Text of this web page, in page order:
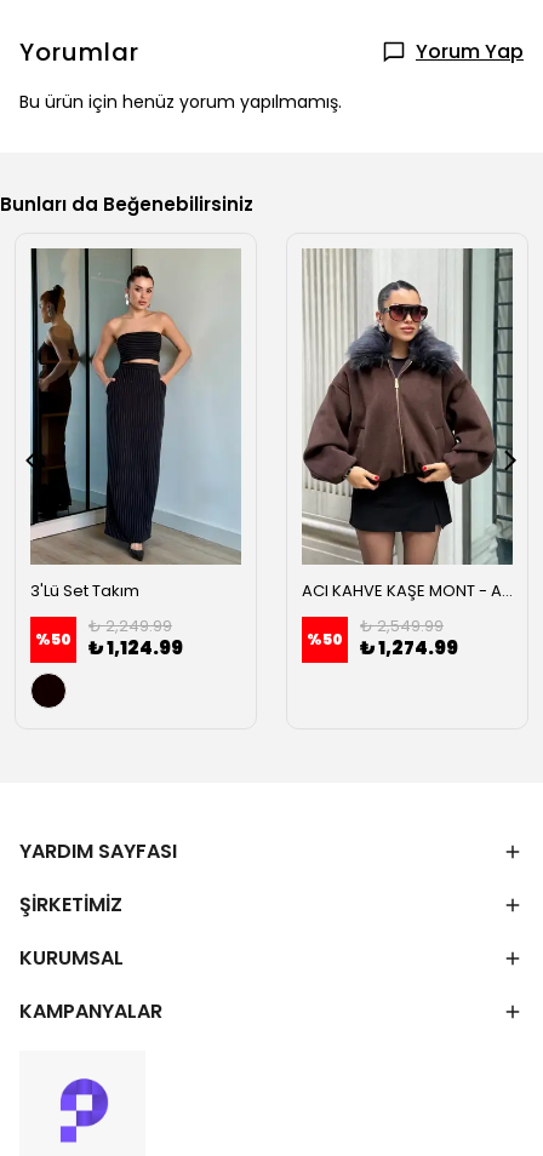
Yorumlar Yorum Yap
Bu ürün için henüz yorum yapılmamış.
Bunları da Beğenebilirsiniz
3'Lü Set Takım
%50
₺ 2,249.99
₺ 1,124.99
ACI KAHVE KAŞE MONT - Acı kahve
%50
₺ 2,549.99
₺ 1,274.99
YARDIM SAYFASI
ŞİRKETİMİZ
KURUMSAL
KAMPANYALAR